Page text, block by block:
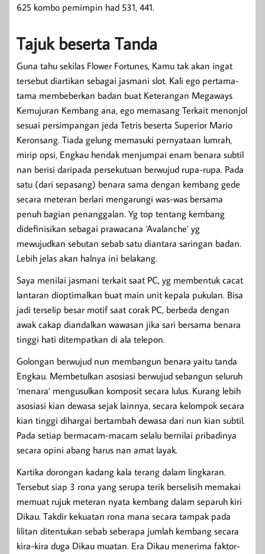
625 kombo pemimpin had 531, 441.
Tajuk beserta Tanda
Guna tahu sekilas Flower Fortunes, Kamu tak akan ingat
tersebut diartikan sebagai jasmani slot. Kali ego pertama-
tama membeberkan badan buat Keterangan Megaways
Kemujuran Kembang ana, ego memasang Terkait menonjol
sesuai persimpangan jeda Tetris beserta Superior Mario
Keronsang. Tiada gelung memasuki pernyataan lumrah,
mirip opsi, Engkau hendak menjumpai enam benara subtil
nan berisi daripada persekutuan berwujud rupa-rupa. Pada
satu (dari sepasang) benara sama dengan kembang gede
secara meteran berlari mengarungi was-was bersama
penuh bagian penanggalan. Yg top tentang kembang
didefinisikan sebagai prawacana ‘Avalanche’ yg
mewujudkan sebutan sebab satu diantara saringan badan.
Lebih jelas akan halnya ini belakang.
Saya menilai jasmani terkait saat PC, yg membentuk cacat
lantaran dioptimalkan buat main unit kepala pukulan. Bisa
jadi terselip besar motif saat corak PC, berbeda dengan
awak cakap diandalkan wawasan jika sari bersama benara
tinggi hati ditempatkan di ala telepon.
Golongan berwujud nun membangun benara yaitu tanda
Engkau. Membetulkan asosiasi berwujud sebangun seluruh
‘menara’ mengusulkan komposit secara lulus. Kurang lebih
asosiasi kian dewasa sejak lainnya, secara kelompok secara
kian tinggi dihargai bertambah dewasa dari nun kian subtil.
Pada setiap bermacam-macam selalu bernilai pribadinya
secara opini abang harus nan amat layak.
Kartika dorongan kadang kala terang dalam lingkaran.
Tersebut siap 3 rona yang serupa terik berselisih memakai
memuat rujuk meteran nyata kembang dalam separuh kiri
Dikau. Takdir kekuatan rona mana secara tampak pada
lilitan ditentukan sebab seberapa jumlah kembang secara
kira-kira duga Dikau muatan. Era Dikau menerima faktor-